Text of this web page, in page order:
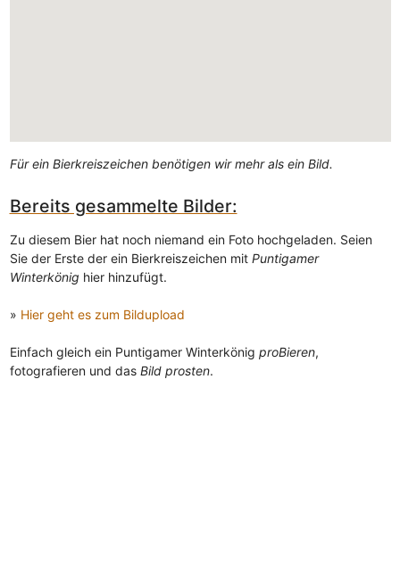
Für ein Bierkreiszeichen benötigen wir mehr als ein Bild.
Bereits gesammelte Bilder:
Zu diesem Bier hat noch niemand ein Foto hochgeladen. Seien
Sie der Erste der ein Bierkreiszeichen mit Puntigamer
Winterkönig hier hinzufügt.
» Hier geht es zum Bildupload
Einfach gleich ein Puntigamer Winterkönig proBieren,
fotografieren und das Bild prosten.